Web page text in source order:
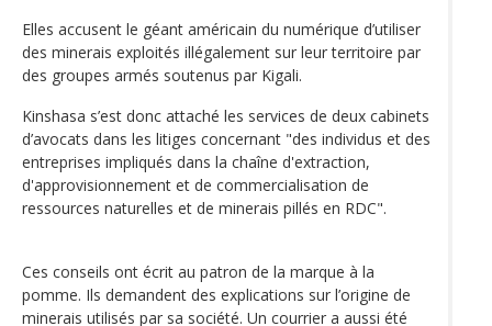
Elles accusent le géant américain du numérique d’utiliser
des minerais exploités illégalement sur leur territoire par
des groupes armés soutenus par Kigali.
Kinshasa s’est donc attaché les services de deux cabinets
d’avocats dans les litiges concernant "des individus et des
entreprises impliqués dans la chaîne d'extraction,
d'approvisionnement et de commercialisation de
ressources naturelles et de minerais pillés en RDC".
Ces conseils ont écrit au patron de la marque à la
pomme. Ils demandent des explications sur l’origine de
minerais utilisés par sa société. Un courrier a aussi été